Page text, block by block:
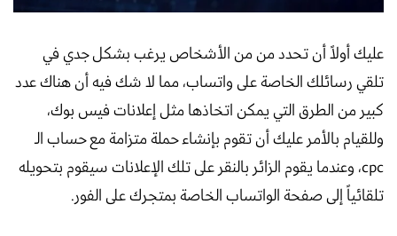
عليك أولاً أن تحدد من من الأشخاص يرغب بشكل جدي في
تلقي رسائلك الخاصة على واتساب، مما لا شك فيه أن هناك عدد
كبير من الطرق التي يمكن اتخاذها مثل إعلانات فيس بوك،
وللقيام بالأمر عليك أن تقوم بإنشاء حملة متزامة مع حساب الـ
cpc، وعندما يقوم الزائر بالنقر على تلك الإعلانات سيقوم بتحويله
تلقائياً إلى صفحة الواتساب الخاصة بمتجرك على الفور.